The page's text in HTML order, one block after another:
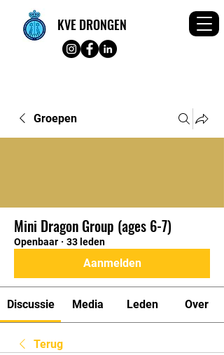
KVE DRONGEN
Groepen
Mini Dragon Group (ages 6-7)
Openbaar · 33 leden
Aanmelden
Discussie Media Leden Over
Terug